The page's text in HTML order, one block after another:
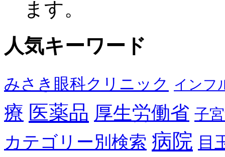
ます。
人気キーワード
みさき眼科クリニック インフ
療 医薬品 厚生労働省 子
カテゴリー別検索 病院 目